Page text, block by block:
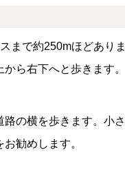
まで約250mほどありま
ら右下へと歩きます。
の横を歩きます。 小さ
勧めします。